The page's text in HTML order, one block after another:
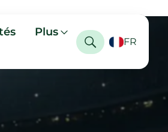
Plus
FR